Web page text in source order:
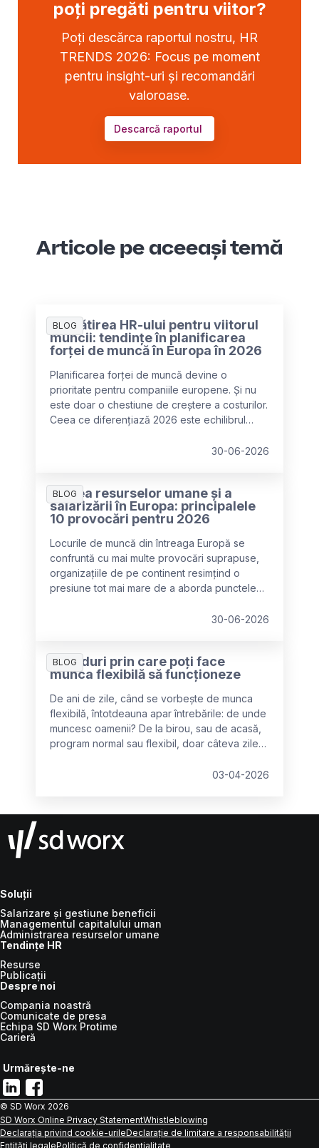
poți pregăti pentru viitor?
Poți descărca raportul nostru, HR
TRENDS 2026: Focus pe moment
pentru insight-uri și recomandări
valoroase.
Descarcă raportul
Articole pe aceeași temă
BLOG
Pregătirea HR-ului pentru viitorul
muncii: tendințe în planificarea
forței de muncă în Europa în 2026
Planificarea forței de muncă devine o
prioritate pentru companiile europene. Și nu
este doar o chestiune de creștere a costurilor.
Ceea ce diferențiază 2026 este echilibrul
AI pentru a face față acestor cheltuieli mai mari
30-06-2026
BLOG
Starea resurselor umane și a
salarizării în Europa: principalele
10 provocări pentru 2026
Locurile de muncă din întreaga Europă se
confruntă cu mai multe provocări suprapuse,
organizațiile de pe continent resimțind o
presiune tot mai mare de a aborda punctele
30-06-2026
BLOG
4 moduri prin care poți face
munca flexibilă să funcționeze
De ani de zile, când se vorbește de munca
flexibilă, întotdeauna apar întrebările: de unde
muncesc oamenii? De la birou, sau de acasă,
program normal sau flexibil, doar câteva zile
încercarea de a defini și de a încadra cumva
și în altele nu.
03-04-2026
Soluții
Salarizare și gestiune beneficii
Managementul capitalului uman
Administrarea resurselor umane
Tendințe HR
Resurse
Publicații
Despre noi
Compania noastră
Comunicate de presa
Echipa SD Worx Protime
Carieră
Urmărește-ne
© SD Worx 2026
SD Worx Online Privacy StatementWhistleblowing
Declarația privind cookie-urileDeclarație de limitare a responsabilității
Entități legalePolitică de confidențialitate